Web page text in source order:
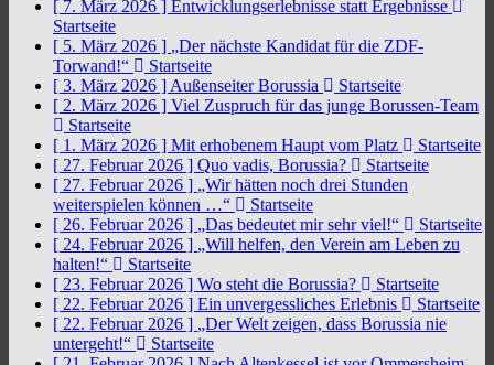
[ 7. März 2026 ] Entwicklungserlebnisse statt Ergebnisse
Startseite
[ 5. März 2026 ] „Der nächste Kandidat für die ZDF-
Torwand!“
Startseite
[ 3. März 2026 ] Außenseiter Borussia
Startseite
[ 2. März 2026 ] Viel Zuspruch für das junge Borussen-Team
Startseite
[ 1. März 2026 ] Mit erhobenem Haupt vom Platz
Startseite
[ 27. Februar 2026 ] Quo vadis, Borussia?
Startseite
[ 27. Februar 2026 ] „Wir hätten noch drei Stunden
weiterspielen können …“
Startseite
[ 26. Februar 2026 ] „Das bedeutet mir sehr viel!“
Startseite
[ 24. Februar 2026 ] „Will helfen, den Verein am Leben zu
halten!“
Startseite
[ 23. Februar 2026 ] Wo steht die Borussia?
Startseite
[ 22. Februar 2026 ] Ein unvergessliches Erlebnis
Startseite
[ 22. Februar 2026 ] „Der Welt zeigen, dass Borussia nie
untergeht!“
Startseite